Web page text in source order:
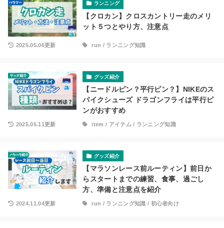
ランニング
【クロカン】クロスカントリー走のメリ
ット５つとやり方、注意点
2025.05.06更新 run / ランニング知識
グッズ紹介
【ニードルピン？平行ピン？】NIKEのス
パイクシューズ ドラゴンフライは平行ピ
ンがおすすめ
2025.05.11更新 item / アイテム / ランニング知識
グッズ紹介
【マラソンレース前ルーティン】前日か
らスタートまでの練習、食事、過ごし
方、準備と注意点を紹介
2024.11.04更新 run / ランニング知識 / 初心者向け